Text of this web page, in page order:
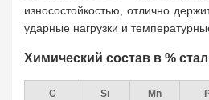
износостойкостью, отлично
ударные нагрузки и
Химический состав в %
С Si Mn